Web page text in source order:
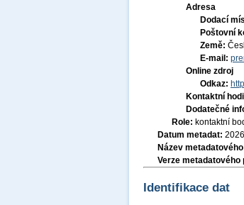
Adresa
Dodací
Poštovní
Země:
E-mail:
Online zdroj
Odkaz:
Kontaktní
Dodatečné
Role: kontaktní
Datum metadat:
Název
Verze metadatového
Identifikace dat